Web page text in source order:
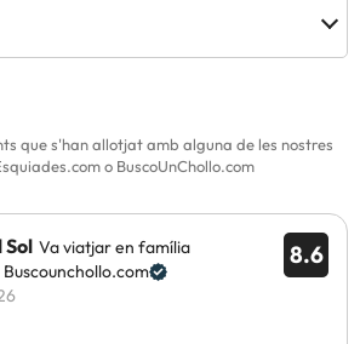
que s'han allotjat amb alguna de les nostres
o BuscoUnChollo.com
8.6
Sol Va viatjar en família